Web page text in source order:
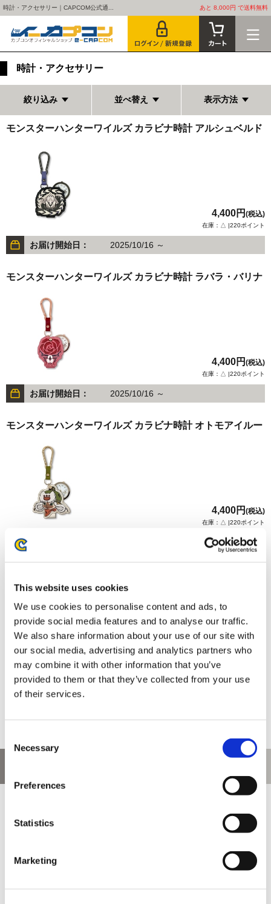
This website uses cookies
We use cookies to personalise content and ads, to
provide social media features and to analyse our traffic.
We also share information about your use of our site with
our social media, advertising and analytics partners who
may combine it with other information that you’ve
provided to them or that they’ve collected from your use
of their services.
Selection
Necessary
Preferences
Statistics
Marketing
時計・アクセサリー｜CAPCOM公式通... あと 8,000円 で送料無料
時計・アクセサリー
絞り込み 並べ替え 表示方法
モンスターハンターワイルズ カラビナ時計 アルシュベルド
4,400円 (税込)
在庫：△ |220ポイント
お届け開始日： 2025/10/16 ～
モンスターハンターワイルズ カラビナ時計 ラバラ・バリナ
4,400円 (税込)
在庫：△ |220ポイント
お届け開始日： 2025/10/16 ～
モンスターハンターワイルズ カラビナ時計 オトモアイルー
4,400円 (税込)
在庫：△ |220ポイント
るみ
在庫：△ |220ポイント